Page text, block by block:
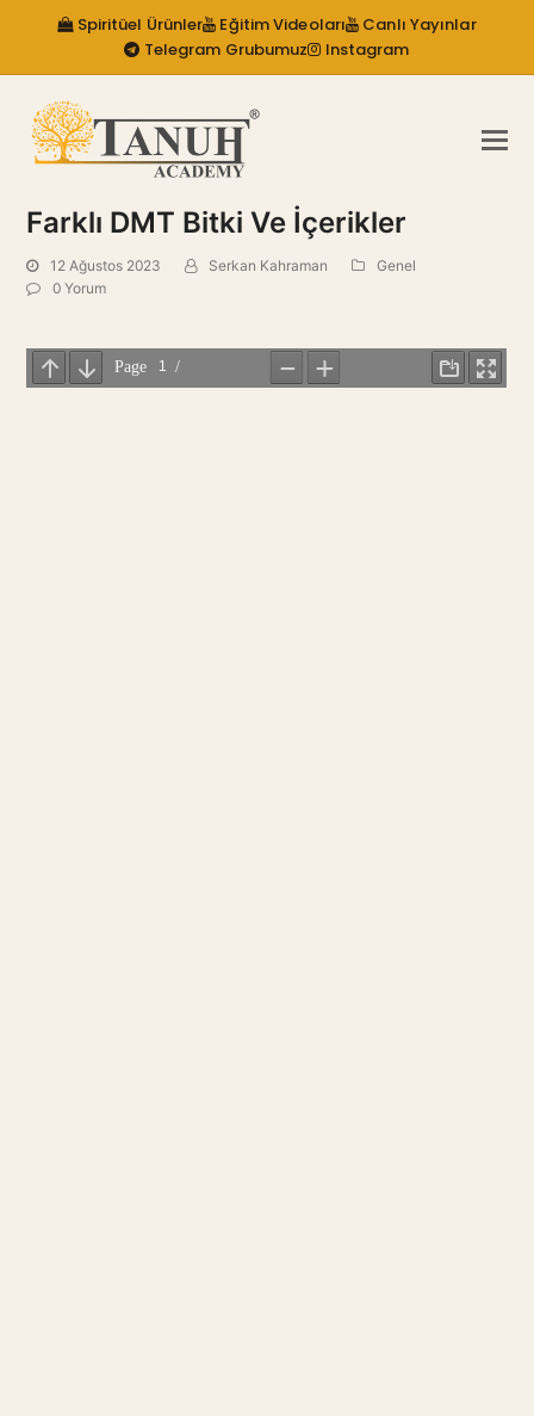
Spiritüel Ürünler Eğitim Videoları
Canlı Yayınlar
Telegram Grubumuz
Instagram
Farklı DMT Bitki Ve İçerikler
12 Ağustos 2023 Serkan Kahraman
Genel
0 Yorum